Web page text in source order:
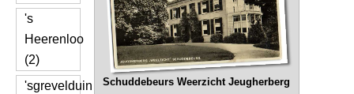
's
Heerenloo
(2)
'sgrevelduin
Schuddebeurs Weerzicht Jeugherberg